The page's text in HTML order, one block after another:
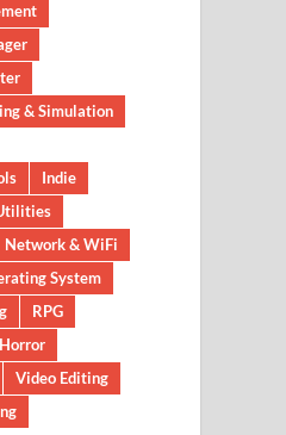
& Simulation
Indie
Network & WiFi
System
RPG
Video Editing